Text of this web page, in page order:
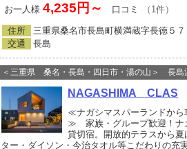
お一人様 4,235円～ 口コミ （1件）
住所
三重県桑名市長島町横満蔵字長徳５７
交通
長島
＜三重県 桑名・長島・四日市・湯の山＞ 長島
NAGASHIMA CLAS
≪ナガシマスパーランドから
≫ 家族・グループ歓迎！ナ
貸切宿。開放的テラスから
ター・ダイソン・今治タオル等こだわりの充